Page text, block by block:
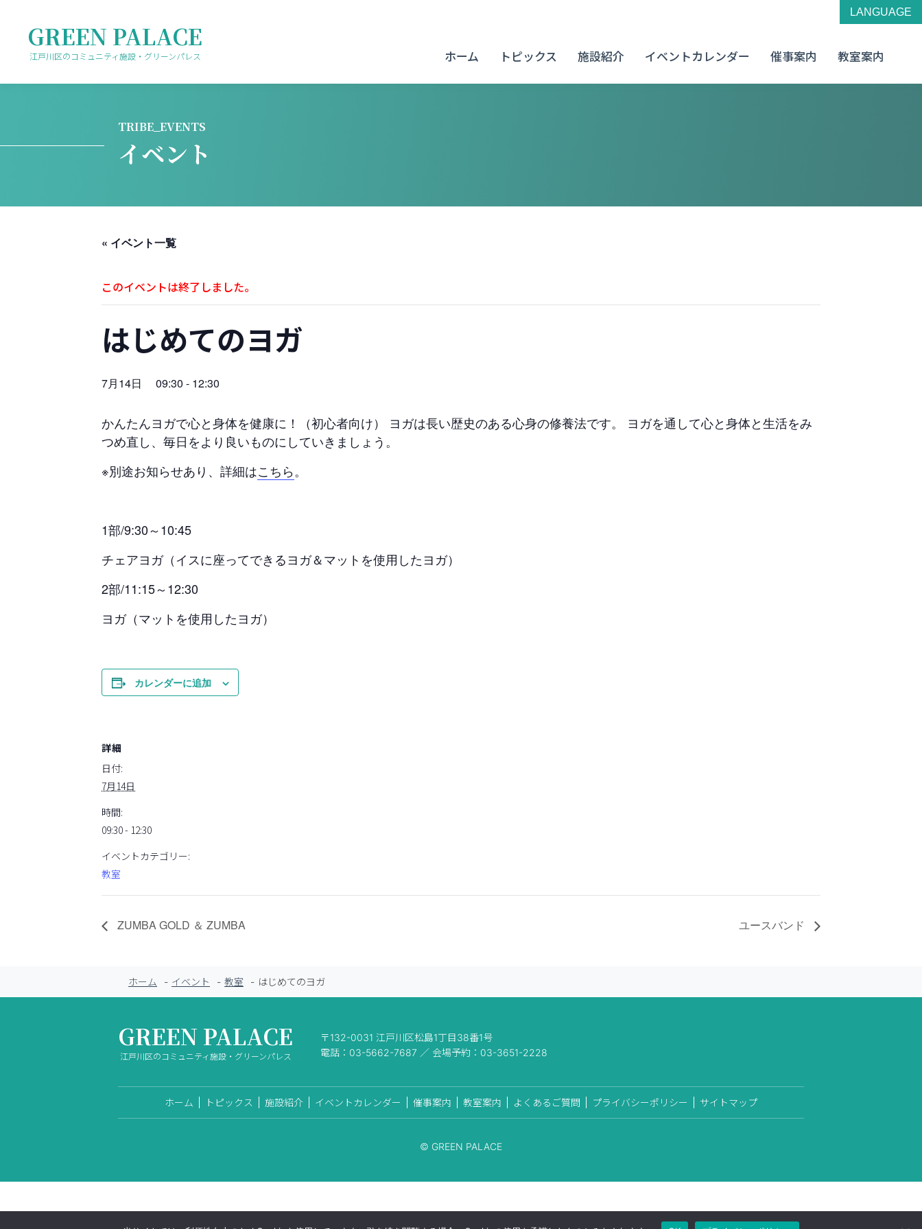
GREEN PALACE
江戸川区のコミュニティ施設・グリーンパレス ホーム トピックス 施設紹介 イベントカレンダー 催事案内 教室案内
TRIBE_EVENTS
イベント
« イベント一覧
このイベントは終了しました。
はじめてのヨガ
7月14日 09:30 - 12:30
かんたんヨガで心と身体を健康に！（初心者向け） ヨガは長い歴史のある心身の修養法です。 ヨガを通して心と身体と生活をみ
つめ直し、毎日をより良いものにしていきましょう。
※別途お知らせあり、詳細はこちら。
1部/9:30～10:45
チェアヨガ（イスに座ってできるヨガ＆マットを使用したヨガ）
2部/11:15～12:30
ヨガ（マットを使用したヨガ）
カレンダーに追加
詳細
日付:
7月14日
時間:
09:30 - 12:30
イベントカテゴリー:
教室
ZUMBA GOLD ＆ ZUMBA ユースバンド
ホーム イベント 教室 はじめてのヨガ
GREEN PALACE
江戸川区のコミュニティ施設・グリーンパレス
〒132-0031 江戸川区松島1丁目38番1号
電話：03-5662-7687 ／ 会場予約：03-3651-2228
ホーム トピックス 施設紹介 イベントカレンダー 催事案内 教室案内 よくあるご質問 プライバシーポリシー サイトマップ
© GREEN PALACE
LANGUAGE